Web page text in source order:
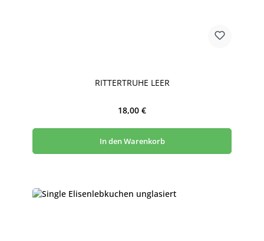
RITTERTRUHE LEER
Regulärer Preis:
18,00 €
In den Warenkorb